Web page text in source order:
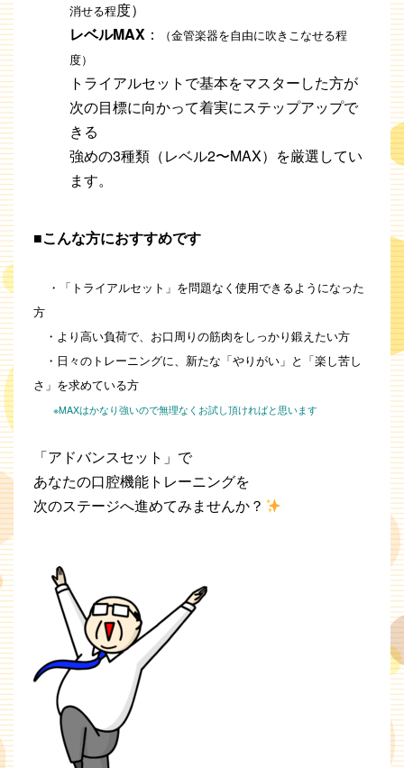
消せる程度）
レベルMAX ：
（金管楽器を自由に吹きこなせる程
度）
トライアルセットで基本をマスターした方が
次の目標に向かって着実にステップアップで
きる
強めの3種類（レベル2〜MAX）を厳選してい
ます。
■こんな方におすすめです
・「トライアルセット」を問題なく使用できるようになった
方
・より高い負荷で、お口周りの筋肉をしっかり鍛えたい方
・日々のトレーニングに、新たな「やりがい」と「楽し苦し
さ」を求めている方
※MAXはかなり強いので無理なくお試し頂ければと思います
「アドバンスセット」で
あなたの口腔機能トレーニングを
次のステージへ進めてみませんか？